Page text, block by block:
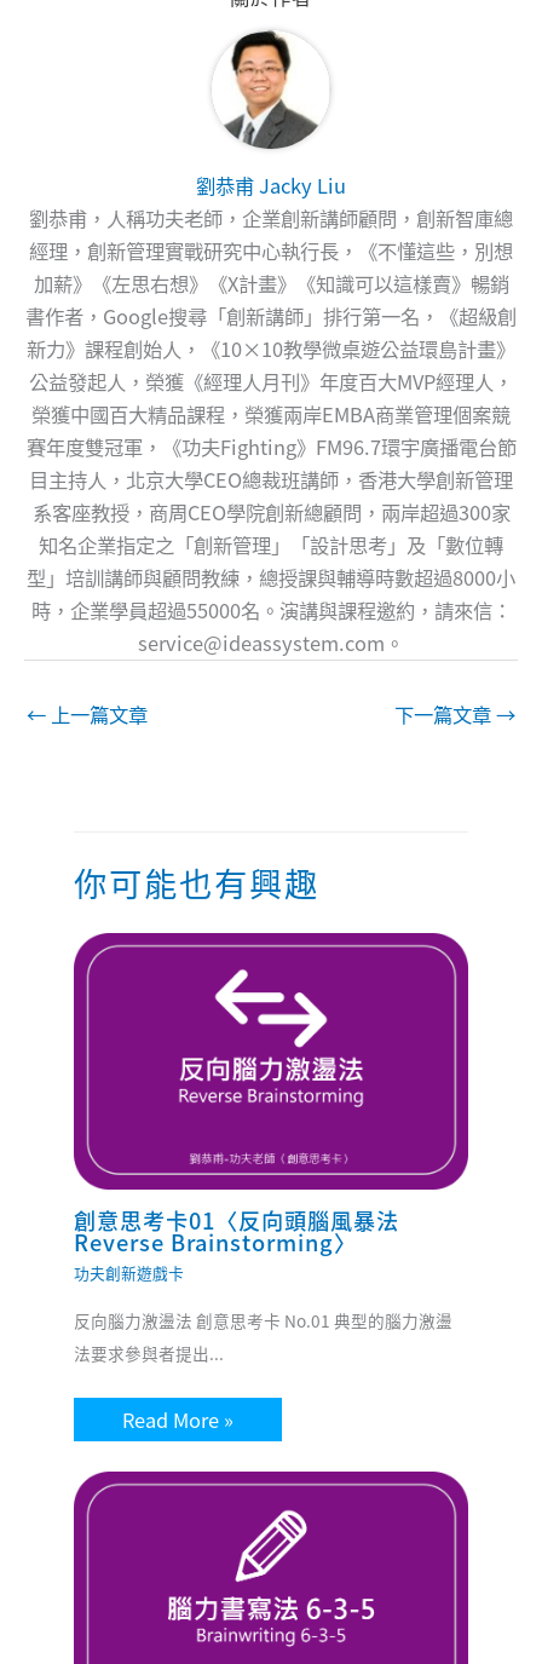
劉恭甫 Jacky Liu
劉恭甫，人稱功夫老師，企業創新講師顧問，創新智庫總
經理，創新管理實戰研究中心執行長，《不懂這些，別想
加薪》《左思右想》《X計畫》《知識可以這樣賣》暢銷
書作者，Google搜尋「創新講師」排行第一名，《超級創
新力》課程創始人，《10×10教學微桌遊公益環島計畫》
公益發起人，榮獲《經理人月刊》年度百大MVP經理人，
榮獲中國百大精品課程，榮獲兩岸EMBA商業管理個案競
賽年度雙冠軍，《功夫Fighting》FM96.7環宇廣播電台節
目主持人，北京大學CEO總裁班講師，香港大學創新管理
系客座教授，商周CEO學院創新總顧問，兩岸超過300家
知名企業指定之「創新管理」「設計思考」及「數位轉
型」培訓講師與顧問教練，總授課與輔導時數超過8000小
時，企業學員超過55000名。演講與課程邀約，請來信：
service@ideassystem.com 。
← 上一篇文章 下一篇文章→
你可能也有興趣
創意思考卡01〈反向頭腦風暴法
Reverse Brainstorming〉
功夫創新遊戲卡
反向腦力激盪法 創意思考卡 No.01 典型的腦力激盪
法要求參與者提出...
Read More »